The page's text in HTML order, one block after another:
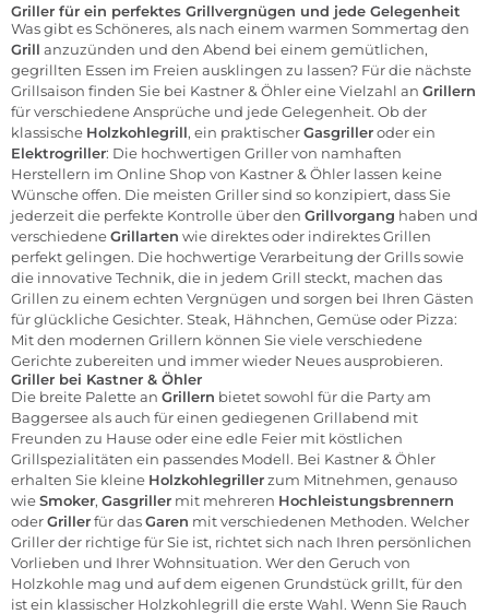
Griller für ein perfektes Grillvergnügen und jede Gelegenheit
Was gibt es Schöneres, als nach einem warmen Sommertag den
Grill anzuzünden und den Abend bei einem gemütlichen,
gegrillten Essen im Freien ausklingen zu lassen? Für die nächste
Grillsaison finden Sie bei Kastner & Öhler eine Vielzahl an Grillern
für verschiedene Ansprüche und jede Gelegenheit. Ob der
klassische Holzkohlegrill, ein praktischerGasgrilleroder ein
Elektrogriller: Die hochwertigen Griller von namhaften
Herstellern im Online Shop von Kastner & Öhler lassen keine
Wünsche offen. Die meisten Griller sind so konzipiert, dass Sie
jederzeit die perfekte Kontrolle über den Grillvorgang haben und
verschiedeneGrillarten wie direktes oder indirektes Grillen
perfekt gelingen. Die hochwertige Verarbeitung der Grills sowie
die innovative Technik, die in jedem Grill steckt, machen das
Grillen zu einem echten Vergnügen und sorgen bei Ihren Gästen
für glückliche Gesichter. Steak, Hähnchen, Gemüse oder Pizza:
Mit den modernen Grillern können Sie viele verschiedene
Gerichte zubereiten und immer wieder Neues ausprobieren.
Griller bei Kastner & Öhler
Die breite Palette an Grillern bietet sowohl für die Party am
Baggersee als auch für einen gediegenen Grillabend mit
Freunden zu Hause oder eine edle Feier mit köstlichen
Grillspezialitäten ein passendes Modell. Bei Kastner & Öhler
erhalten Sie kleine Holzkohlegrillerzum Mitnehmen, genauso
wieSmoker, Gasgriller mit mehreren Hochleistungsbrennern
oderGrillerfür dasGaren mit verschiedenen Methoden. Welcher
Griller der richtige für Sie ist, richtet sich nach Ihren persönlichen
Vorlieben und Ihrer Wohnsituation. Wer den Geruch von
Holzkohle mag und auf dem eigenen Grundstück grillt, für den
ist ein klassischer Holzkohlegrill die erste Wahl. Wenn Sie Rauch